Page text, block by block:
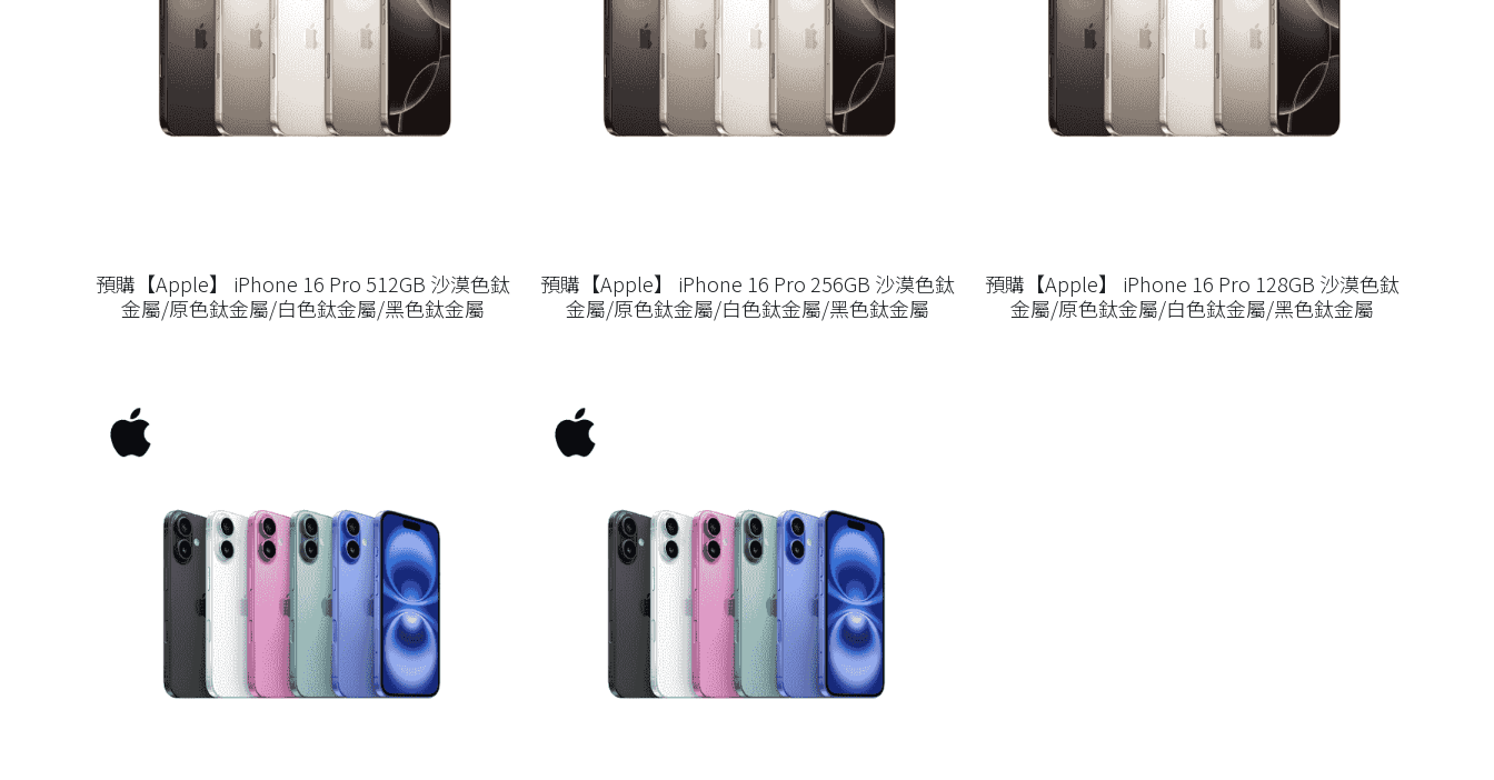
預購【Apple】 iPhone 16 Pro 512GB 沙漠色鈦
金屬/原色鈦金屬/白色鈦金屬/黑色鈦金屬
預購【Apple】 iPhone 16 Pro 256GB 沙漠色鈦
金屬/原色鈦金屬/白色鈦金屬/黑色鈦金屬
預購【Apple】 iPhone 16 Pro 128GB 沙漠色鈦
金屬/原色鈦金屬/白色鈦金屬/黑色鈦金屬